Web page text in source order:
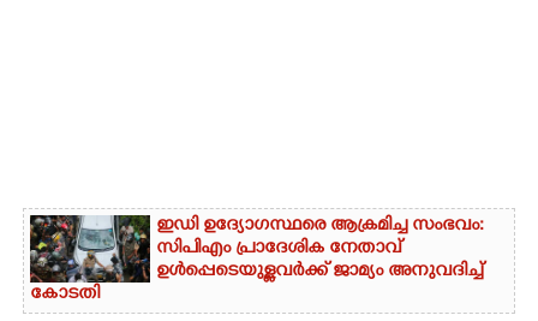
ഇഡി ഉദ്യോഗസ്ഥരെ ആക്രമിച്ച സംഭവം:
സിപിഎം പ്രാദേശിക നേതാവ്
ഉൾപ്പെടെയുള്ളവർക്ക് ജാമ്യം അനുവദിച്ച്
കോടതി